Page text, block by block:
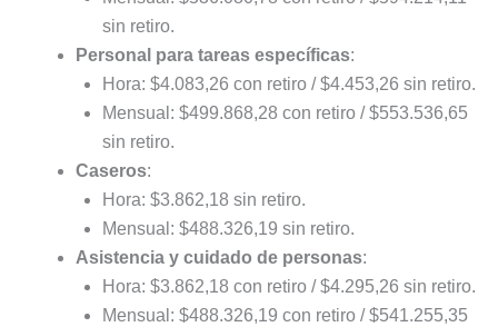
sin retiro.
Personal para tareas específicas:
Hora: $4.083,26 con retiro / $4.453,26 sin retiro.
Mensual: $499.868,28 con retiro / $553.536,65
sin retiro.
Caseros:
Hora: $3.862,18 sin retiro.
Mensual: $488.326,19 sin retiro.
Asistencia y cuidado de personas:
Hora: $3.862,18 con retiro / $4.295,26 sin retiro.
Mensual: $488.326,19 con retiro / $541.255,35